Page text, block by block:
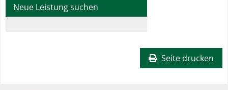
Neue Leistung suchen
Seite drucken